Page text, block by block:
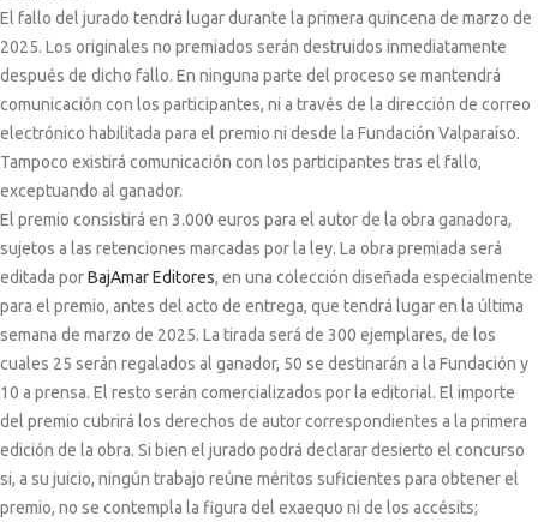
El fallo del jurado tendrá lugar durante la primera quincena de marzo de
2025. Los originales no premiados serán destruidos inmediatamente
después de dicho fallo. En ninguna parte del proceso se mantendrá
comunicación con los participantes, ni a través de la dirección de correo
electrónico habilitada para el premio ni desde la Fundación Valparaíso.
Tampoco existirá comunicación con los participantes tras el fallo,
exceptuando al ganador.
El premio consistirá en 3.000 euros para el autor de la obra ganadora,
sujetos a las retenciones marcadas por la ley. La obra premiada será
editada porBajAmar Editores, en una colección diseñada especialmente
para el premio, antes del acto de entrega, que tendrá lugar en la última
semana de marzo de 2025. La tirada será de 300 ejemplares, de los
cuales 25 serán regalados al ganador, 50 se destinarán a la Fundación y
10 a prensa. El resto serán comercializados por la editorial. El importe
del premio cubrirá los derechos de autor correspondientes a la primera
edición de la obra. Si bien el jurado podrá declarar desierto el concurso
si, a su juicio, ningún trabajo reúne méritos suficientes para obtener el
premio, no se contempla la figura del exaequo ni de los accésits;